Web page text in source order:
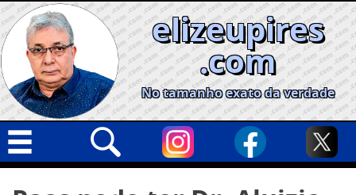
Skip
to
content
elizeupires
.com
No tamanho exato da verdade